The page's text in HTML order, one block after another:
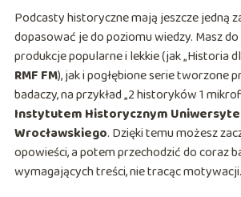
Podcasty historyczne mają jeszcze jedną
dopasować je do poziomu wiedzy. Masz
produkcje popularne i lekkie (jak „Historia
RMF FM), jak i pogłębione serie tworzone
badaczy, na przykład „2 historyków 1
Instytutem Historycznym
Wrocławskiego. Dzięki temu możesz
opowieści, a potem przechodzić do coraz
wymagających treści, nie tracąc motywacji.